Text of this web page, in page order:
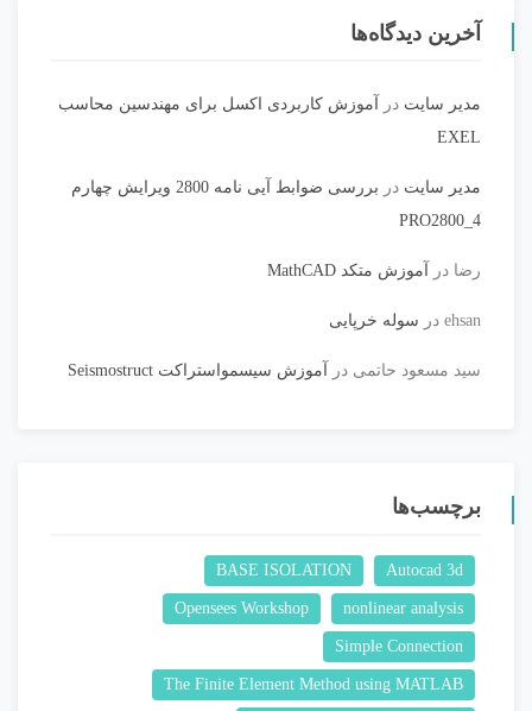
آخرین دیدگاه‌ها
مدیر سایت در
آموزش کاربردی اکسل برای مهندسین محاسب
EXEL
مدیر سایت در
بررسی ضوابط آیی نامه 2800 ویرایش چهارم
PRO2800_4
رضا در آموزش متکد MathCAD
ehsan در سوله خرپایی
سید مسعود حاتمی در آموزش سیسمواستراکت Seismostruct
برچسب‌ها
Autocad 3d
BASE ISOLATION
nonlinear analysis
Opensees Workshop
Simple Connection
The Finite Element Method using MATLAB